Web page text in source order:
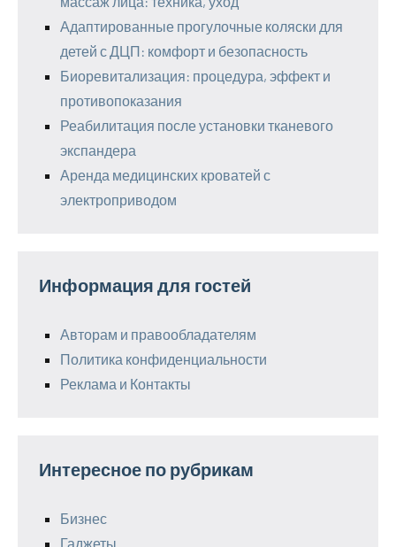
Адаптированные прогулочные коляски для
детей с ДЦП: комфорт и безопасность
Биоревитализация: процедура, эффект и
противопоказания
Реабилитация после установки тканевого
экспандера
Аренда медицинских кроватей с
электроприводом
Информация для гостей
Авторам и правообладателям
Политика конфиденциальности
Реклама и Контакты
Интересное по рубрикам
Бизнес
Гаджеты